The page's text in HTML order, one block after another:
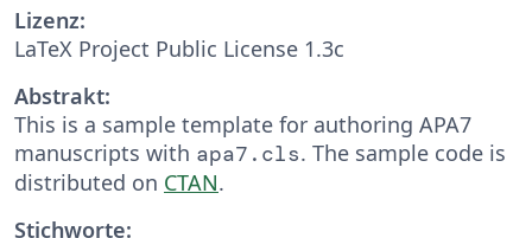
Lizenz:
LaTeX Project Public License 1.3c
Abstrakt:
This is a sample template for authoring APA7
manuscripts with apa7.cls. The sample code is
distributed on CTAN.
Stichworte: